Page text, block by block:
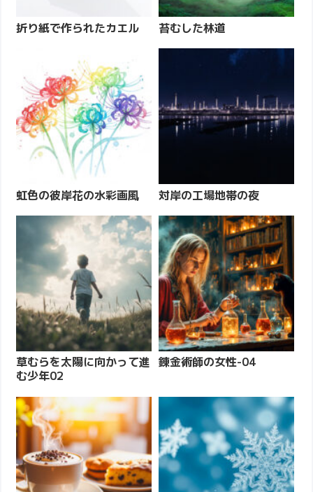
折り紙で作られたカエル 苔むした林道
虹色の彼岸花の水彩画風 対岸の工場地帯の夜
草むらを太陽に向かって進
む少年02
錬金術師の女性-04